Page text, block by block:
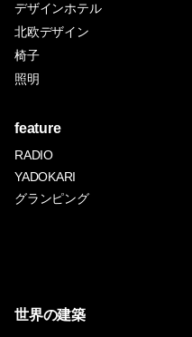
デザインホテル
北欧デザイン
椅子
照明
feature
RADIO
YADOKARI
グランピング
世界の建築